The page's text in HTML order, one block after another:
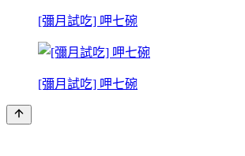
[彌月試吃] 呷七碗
[彌月試吃] 呷七碗